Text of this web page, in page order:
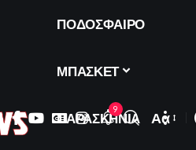
ΠΟΔΟΣΦΑΙΡΟ
ΜΠΑΣΚΕΤ
ΠΑΡΑΣΚΗΝΙΑ
9
Font
Αα